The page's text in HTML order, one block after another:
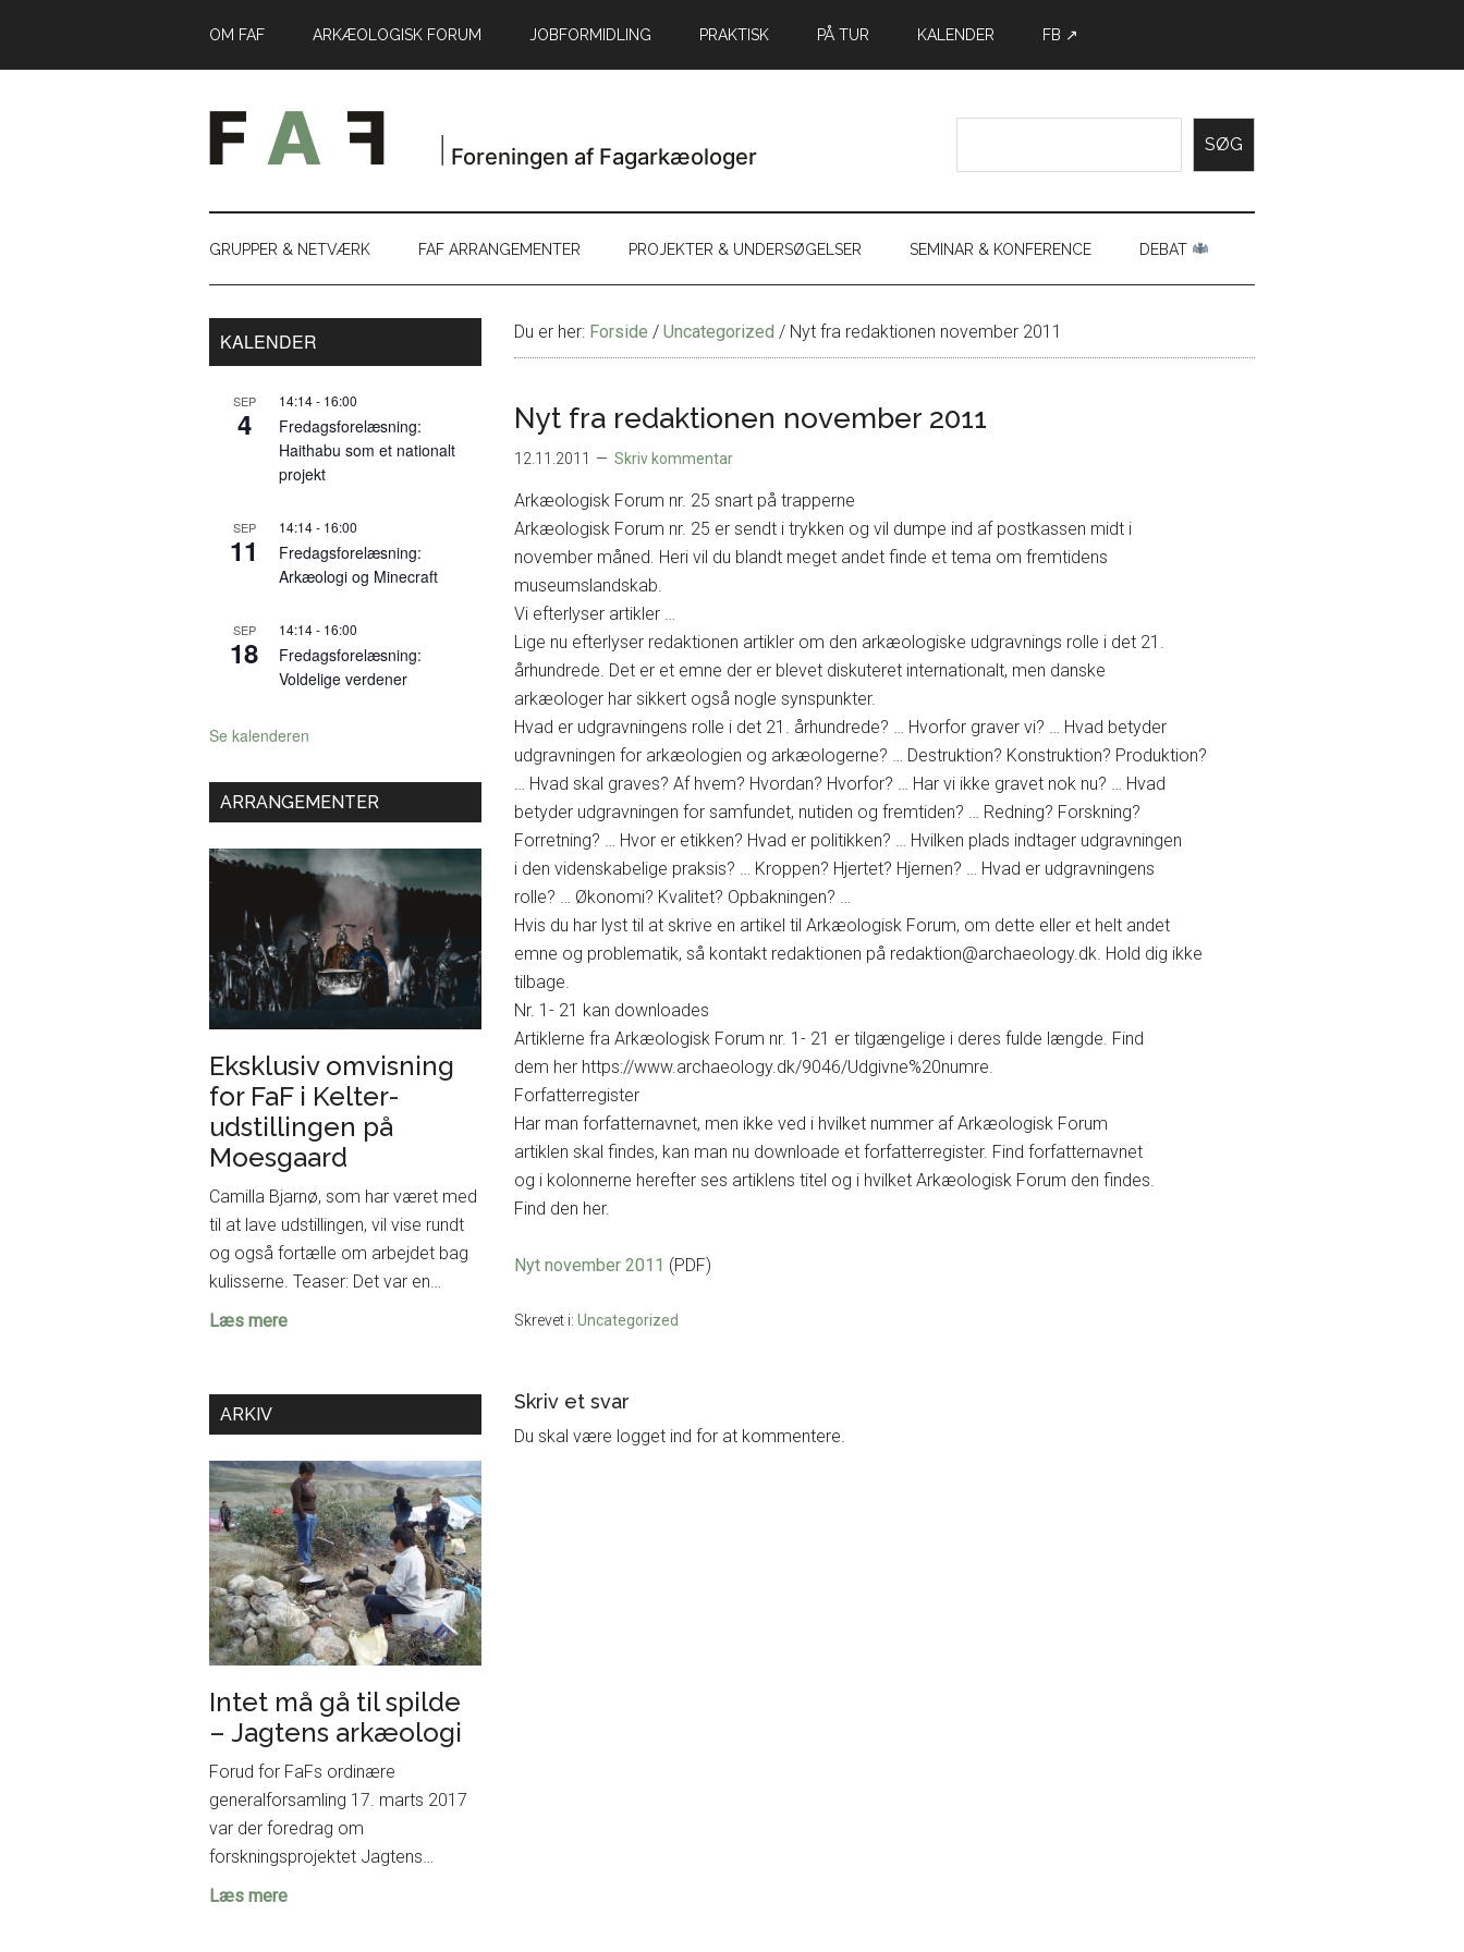
indhold
secondary
til
OM FAF ARKÆOLOGISK FORUM JOBFORMIDLING PRAKTISK PÅ TUR KALENDER FB ↗
SØG
GRUPPER & NETVÆRK FAF ARRANGEMENTER PROJEKTER & UNDERSØGELSER SEMINAR & KONFERENCE DEBAT
Du er her: Forside / Uncategorized / Nyt fra redaktionen november 2011
Nyt fra redaktionen november 2011
12.11.2011 Skriv kommentar
Arkæologisk Forum nr. 25 snart på trapperne
Arkæologisk Forum nr. 25 er sendt i trykken og vil dumpe ind af postkassen midt i
november måned. Heri vil du blandt meget andet finde et tema om fremtidens
museumslandskab.
Vi efterlyser artikler …
Lige nu efterlyser redaktionen artikler om den arkæologiske udgravnings rolle i det 21.
århundrede. Det er et emne der er blevet diskuteret internationalt, men danske
arkæologer har sikkert også nogle synspunkter.
Hvad er udgravningens rolle i det 21. århundrede? … Hvorfor graver vi? … Hvad betyder
udgravningen for arkæologien og arkæologerne? … Destruktion? Konstruktion? Produktion?
… Hvad skal graves? Af hvem? Hvordan? Hvorfor? … Har vi ikke gravet nok nu? … Hvad
betyder udgravningen for samfundet, nutiden og fremtiden? … Redning? Forskning?
Forretning? … Hvor er etikken? Hvad er politikken? … Hvilken plads indtager udgravningen
i den videnskabelige praksis? … Kroppen? Hjertet? Hjernen? … Hvad er udgravningens
rolle? … Økonomi? Kvalitet? Opbakningen? …
Hvis du har lyst til at skrive en artikel til Arkæologisk Forum, om dette eller et helt andet
emne og problematik, så kontakt redaktionen på redaktion@archaeology.dk. Hold dig ikke
tilbage.
Nr. 1- 21 kan downloades
Artiklerne fra Arkæologisk Forum nr. 1- 21 er tilgængelige i deres fulde længde. Find
dem her https://www.archaeology.dk/9046/Udgivne%20numre.
Forfatterregister
Har man forfatternavnet, men ikke ved i hvilket nummer af Arkæologisk Forum
artiklen skal findes, kan man nu downloade et forfatterregister. Find forfatternavnet
og i kolonnerne herefter ses artiklens titel og i hvilket Arkæologisk Forum den findes.
Find den her.
Nyt november 2011 (PDF)
Skrevet i: Uncategorized
Læserinteraktioner
Skriv et svar
Du skal være logget ind for at kommentere.
Sidebar
KALENDER
SEP
4
14:14- 16:00
Fredagsforelæsning:
Haithabu som et nationalt
projekt
SEP
11
14:14- 16:00
Fredagsforelæsning:
Arkæologi og Minecraft
SEP
18
14:14- 16:00
Fredagsforelæsning:
Voldelige verdener
Se kalenderen
ARRANGEMENTER
Eksklusiv omvisning
for FaF i Kelter-
udstillingen på
Moesgaard
Camilla Bjarnø, som har været med
til at lave udstillingen, vil vise rundt
og også fortælle om arbejdet bag
kulisserne. Teaser: Det var en…
Læs mereEksklusiv
i
Kelter-
udstillingen
på
Moesgaard
ARKIV
Intet må gå til spilde
– Jagtens arkæologi
Forud for FaFs ordinære
generalforsamling 17. marts 2017
var der foredrag om
forskningsprojektet Jagtens…
Læs mereIntet